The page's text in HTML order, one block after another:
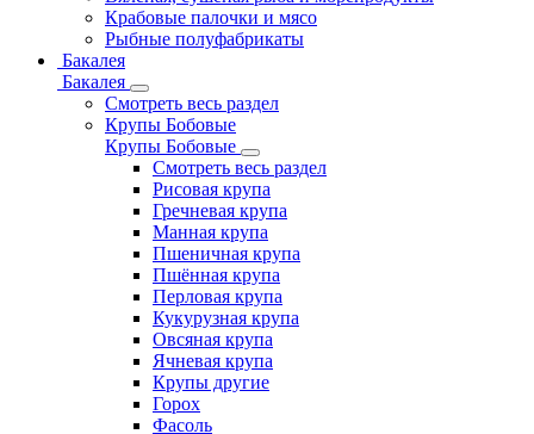
Крабовые палочки и мясо
Рыбные полуфабрикаты
Бакалея
Бакалея
Смотреть весь раздел
Крупы Бобовые
Крупы Бобовые
Смотреть весь раздел
Рисовая крупа
Гречневая крупа
Манная крупа
Пшеничная крупа
Пшённая крупа
Перловая крупа
Кукурузная крупа
Овсяная крупа
Ячневая крупа
Крупы другие
Горох
Фасоль